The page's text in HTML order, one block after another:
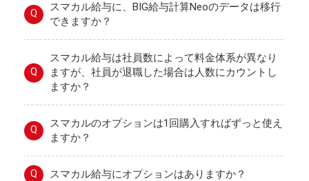
Q
スマカル給与に、BIG給与計算Neoのデータは移行
できますか？
Q
スマカル給与は社員数によって料金体系が異なり
ますが、社員が退職した場合は人数にカウントし
ますか？
Q
スマカルのオプションは1回購入すればずっと使え
ますか？
Q スマカル給与にオプションはありますか？